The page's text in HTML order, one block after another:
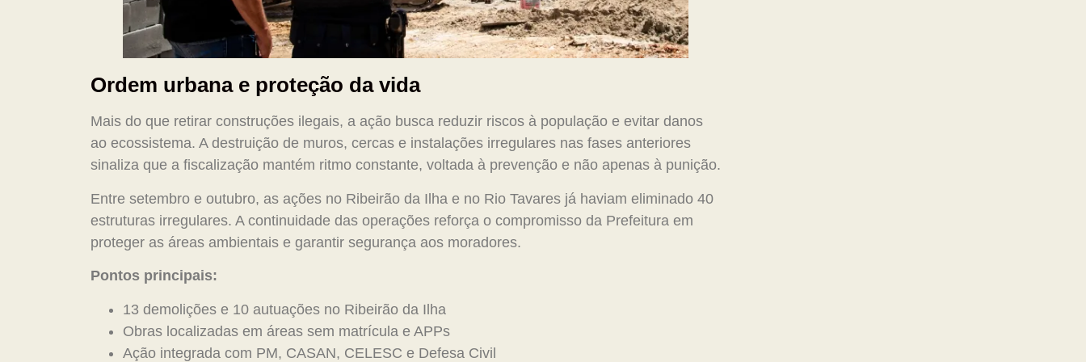
Ordem urbana e proteção da vida
Mais do que retirar construções ilegais, a ação busca reduzir riscos à população e evitar danos
ao ecossistema. A destruição de muros, cercas e instalações irregulares nas fases anteriores
sinaliza que a fiscalização mantém ritmo constante, voltada à prevenção e não apenas à punição.
Entre setembro e outubro, as ações no Ribeirão da Ilha e no Rio Tavares já haviam eliminado 40
estruturas irregulares. A continuidade das operações reforça o compromisso da Prefeitura em
proteger as áreas ambientais e garantir segurança aos moradores.
Pontos principais:
13 demolições e 10 autuações no Ribeirão da Ilha
Obras localizadas em áreas sem matrícula e APPs
Ação integrada com PM, CASAN, CELESC e Defesa Civil